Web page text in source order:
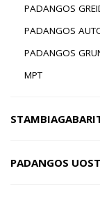
PADANGOS
PADANGOS
PADANGOS
MPT
PADANGOS